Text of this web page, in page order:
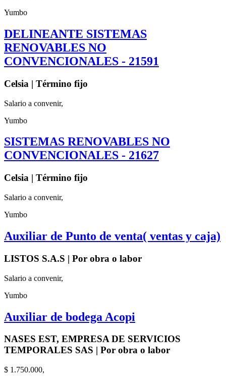
Yumbo
DELINEANTE SISTEMAS
RENOVABLES NO
CONVENCIONALES - 21591
Celsia | Término fijo
Salario a convenir,
Yumbo
SISTEMAS RENOVABLES NO
CONVENCIONALES - 21627
Celsia | Término fijo
Salario a convenir,
Yumbo
Auxiliar de Punto de venta( ventas y caja)
LISTOS S.A.S | Por obra o labor
Salario a convenir,
Yumbo
Auxiliar de bodega Acopi
NASES EST, EMPRESA DE SERVICIOS
TEMPORALES SAS | Por obra o labor
$ 1.750.000,